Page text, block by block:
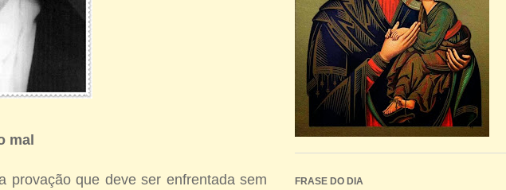
mal
provação que deve ser enfrentada sem
FRASE DO DIA